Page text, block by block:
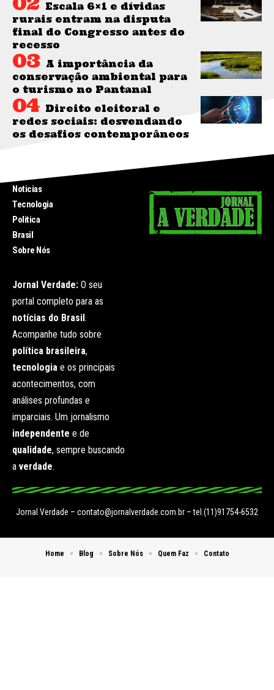
Escala 6×1 e dívidas
rurais entram na disputa
final do Congresso antes do
recesso
A importância da
conservação ambiental para
o turismo no Pantanal
Direito eleitoral e
redes sociais: desvendando
os desafios contemporâneos
Noticias
Tecnologia
Politica
Brasil
Sobre Nós
Jornal Verdade: O seu
portal completo para as
notícias do Brasil .
Acompanhe tudo sobre
política brasileira,
tecnologia e os principais
acontecimentos, com
análises profundas e
imparciais. Um jornalismo
independente e de
qualidade, sempre buscando
a verdade.
Jornal Verdade – contato@jornalverdade.com.br – tel.(11)91754-6532
Home Blog Sobre Nós Quem Faz Contato